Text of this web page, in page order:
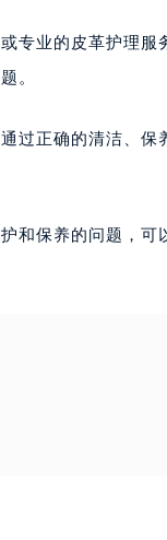
专业的皮革护理服
。
过正确的清洁、保
和保养的问题，可